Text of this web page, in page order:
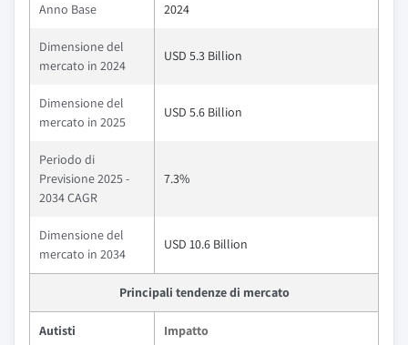
Anno Base 2024
Dimensione del
mercato in 2024
USD 5.3 Billion
Dimensione del
mercato in 2025
USD 5.6 Billion
Periodo di
Previsione 2025 -
2034 CAGR
7.3%
Dimensione del
mercato in 2034
USD 10.6 Billion
Principali tendenze di mercato
Autisti Impatto